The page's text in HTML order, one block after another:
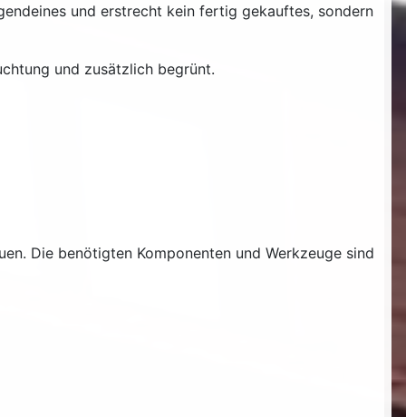
und erstrecht kein fertig gekauftes, sondern
und zusätzlich begrünt.
Die benötigten Komponenten und Werkzeuge sind